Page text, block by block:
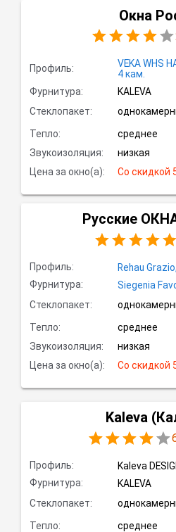
Окна
Профиль: VEKA WHS
4кам.
Фурнитура:
KALEVA
Стеклопакет:
Тепло:
среднее
Звукоизоляция:
низкая
Цена за окно(а):
Со скидкой
Русские
Профиль: Rehau Grazio,
Фурнитура:
Siegenia
Стеклопакет:
Тепло:
среднее
Звукоизоляция:
низкая
Цена за окно(а):
Со скидкой
Kaleva
Профиль: Kaleva
Фурнитура:
KALEVA
Стеклопакет:
Тепло:
среднее